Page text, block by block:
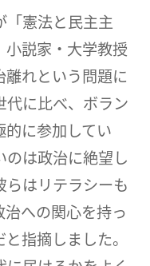
「憲法と民主主
説家・大学教授
れという問題に
代に比べ、ボラン
に参加してい
のは政治に絶望し
はリテラシーも
への関心を持っ
指摘しました。